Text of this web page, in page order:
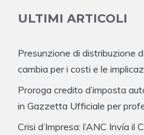
ULTIMI ARTICOLI
Presunzione di distribuzione
cambia per i costi e le
Proroga credito d’imposta
in Gazzetta Ufficiale per
Crisi d’Impresa: l’ANC Invía il